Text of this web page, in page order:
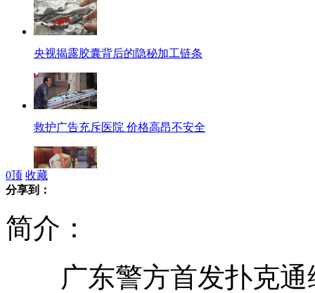
央视揭露胶囊背后的隐秘加工链条
救护广告充斥医院 价格高昂不安全
福建龙岩汽修厂爆炸致9人死
0顶 收藏
分享到：
简介：
广东警方首发扑克通